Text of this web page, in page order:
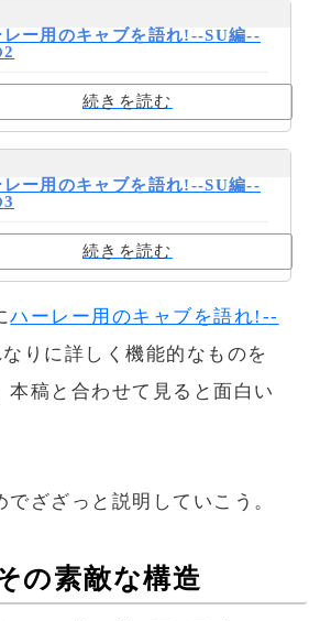
レー用のキャブを語れ!--SU編--
2
続きを読む
レー用のキャブを語れ!--SU編--
3
続きを読む
ハーレー用のキャブを語れ!--
りに詳しく機能的なものを
本稿と合わせて見ると面白い
ざざっと説明していこう。
の素敵な構造